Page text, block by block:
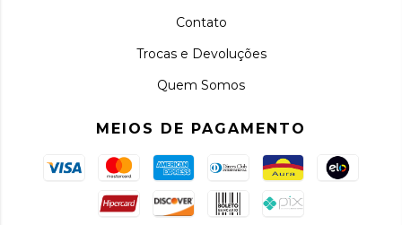
Contato
Trocas e Devoluções
Quem Somos
MEIOS DE PAGAMENTO